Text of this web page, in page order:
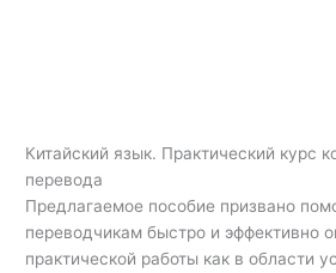
Китайский язык. Практический курс
перевода
Предлагаемое пособие призвано
переводчикам быстро и эффективно
практической работы как в области